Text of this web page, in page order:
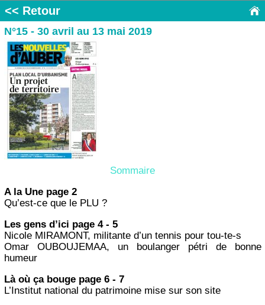
<< Retour
N°15 - 30 avril au 13 mai 2019
Sommaire
A la Une page 2
Qu’est-ce que le PLU ?
Les gens d’ici page 4 - 5
Nicole MIRAMONT, militante d’un tennis pour tou-te-s
Omar OUBOUJEMAA, un boulanger pétri de bonne
humeur
Là où ça bouge page 6 - 7
L’Institut national du patrimoine mise sur son site